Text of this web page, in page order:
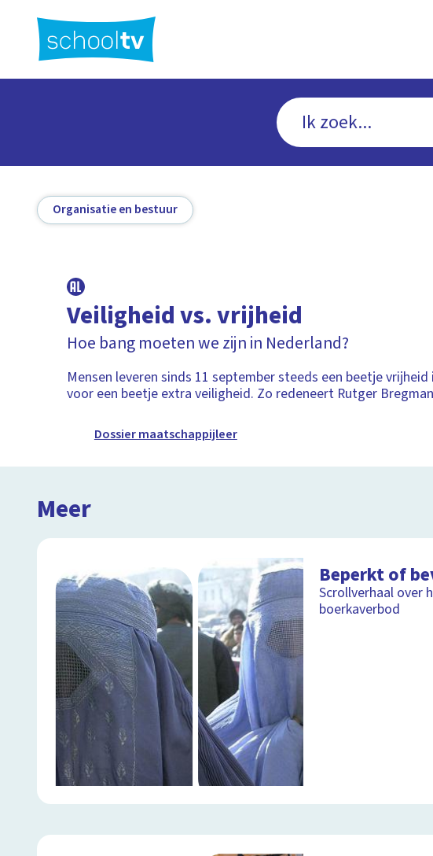
hoofdinhoud
Organisatie en bestuur
Veiligheid vs. vrijheid
Hoe bang moeten we zijn in Nederland?
Mensen leveren sinds 11 september steeds een beetje vrijheid
voor een beetje extra veiligheid. Zo redeneert Rutger
Dossier maatschappijleer
Meer
Beperkt of
Scrollverhaal over
boerkaverbod